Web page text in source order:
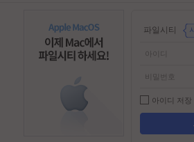
만달로리안
동궁
다를입는다
디스클로저
데이
유부녀킬러
파일시티
아이디 저장